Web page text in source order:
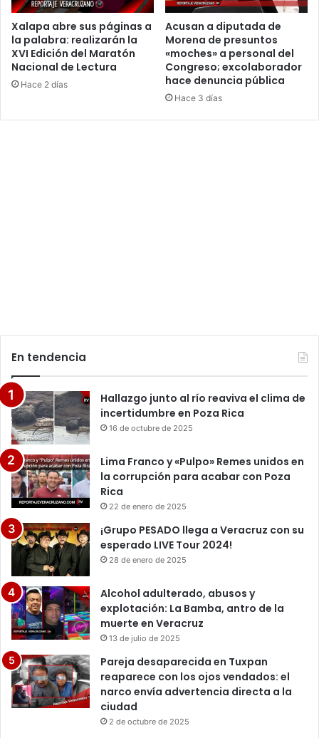
Xalapa abre sus páginas a
la palabra: realizarán la
XVI Edición del Maratón
Nacional de Lectura
Hace 2 días
Acusan a diputada de
Morena de presuntos
«moches» a personal del
Congreso; excolaborador
hace denuncia pública
Hace 3 días
En tendencia
Hallazgo junto al río reaviva el clima de
incertidumbre en Poza Rica
16 de octubre de 2025
Lima Franco y «Pulpo» Remes unidos en
la corrupción para acabar con Poza
Rica
22 de enero de 2025
¡Grupo PESADO llega a Veracruz con su
esperado LIVE Tour 2024!
28 de enero de 2025
Alcohol adulterado, abusos y
explotación: La Bamba, antro de la
muerte en Veracruz
13 de julio de 2025
Pareja desaparecida en Tuxpan
reaparece con los ojos vendados: el
narco envía advertencia directa a la
ciudad
2 de octubre de 2025